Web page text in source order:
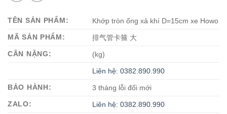
TÊN SẢN PHẨM:
Khớp tròn ống xả khí D=15cm xe Howo
MÃ SẢN PHẨM:
排气管卡箍 大
CÂN NẶNG:
(kg)
Liên hệ: 0382.890.990
BẢO HÀNH:
3 tháng lỗi đổi mới
ZALO:
Liên hệ: 0382.890.990